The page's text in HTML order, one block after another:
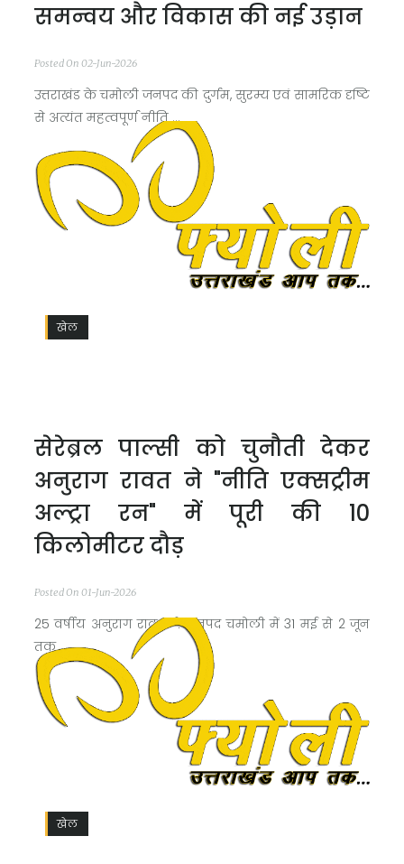
समन्वय और विकास की नई उड़ान
Posted On 02-Jun-2026
उत्तराखंड के चमोली जनपद की दुर्गम, सुरम्य एवं सामरिक दृष्टि
से अत्यंत महत्वपूर्ण नीति ...
खेल
सेरेब्रल पाल्सी को चुनौती देकर
अनुराग रावत ने "नीति एक्सट्रीम
अल्ट्रा रन" में पूरी की 10
किलोमीटर दौड़
Posted On 01-Jun-2026
25 वर्षीय अनुराग रावत ने जनपद चमोली में 31 मई से 2 जून
तक ...
खेल